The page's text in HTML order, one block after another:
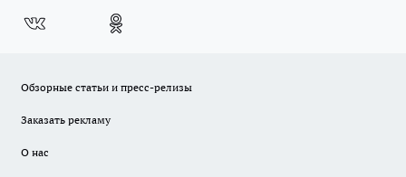
Обзорные статьи и пресс-релизы
Заказать рекламу
О нас